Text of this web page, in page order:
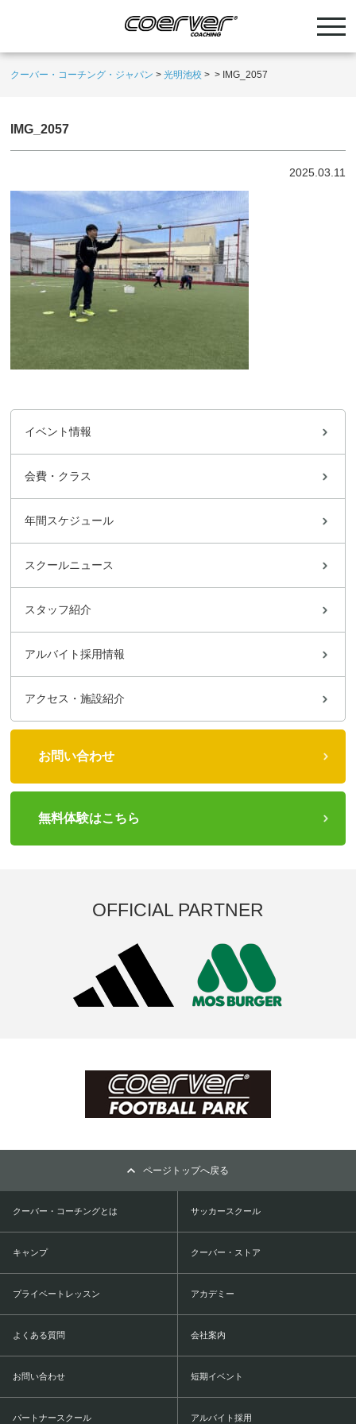
クーバー・コーチング・ジャパン >光明池校 > > IMG_2057
IMG_2057
2025.03.11
イベント情報
会費・クラス
年間スケジュール
スクールニュース
スタッフ紹介
アルバイト採用情報
アクセス・施設紹介
お問い合わせ
無料体験はこちら
OFFICIAL PARTNER
ページトップへ戻る
クーバー・コーチングとは サッカースクール
キャンプ クーバー・ストア
プライベートレッスン アカデミー
よくある質問 会社案内
お問い合わせ 短期イベント
パートナースクール アルバイト採用